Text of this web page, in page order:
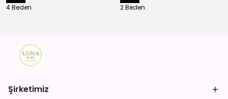
4 Beden 2 Beden
Şirketimiz